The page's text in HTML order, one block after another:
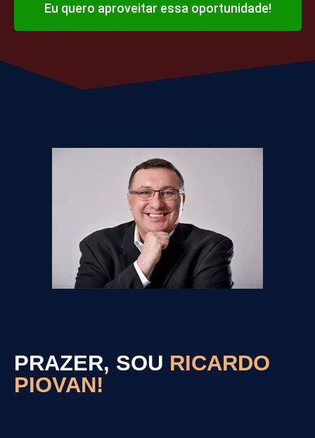
Eu quero aproveitar essa oportunidade!
PRAZER, SOU RICARDO
PIOVAN!